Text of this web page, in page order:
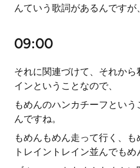
んていう歌詞があるんですが、
09:00
それに関連づけて、それか
インということなので、
もめんのハンカチーフとい
んですね。
もめんもめん走って行く、も
トレイントレイン並んでもめ